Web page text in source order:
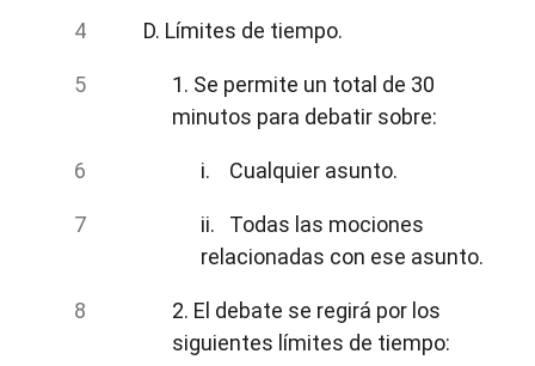
D. Límites de tiempo.
1. Se permite un total de 30
minutos para debatir sobre:
i. Cualquier asunto.
ii. Todas las mociones
relacionadas con ese asunto.
2. El debate se regirá por los
siguientes límites de tiempo: